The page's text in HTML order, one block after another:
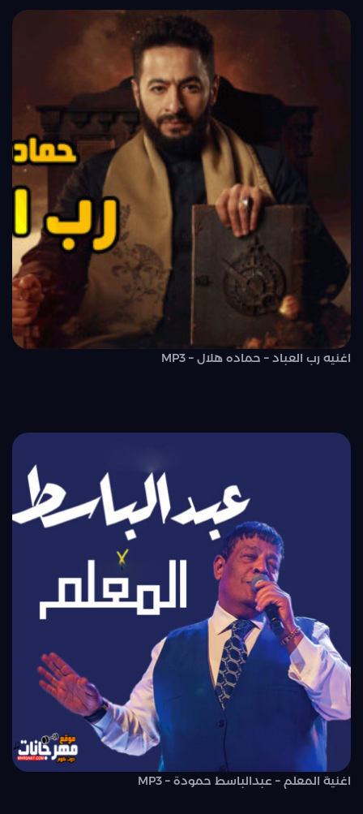
اغنيه رب العباد – حماده هلال – MP3
اغنية المعلم – عبدالباسط حمودة – MP3